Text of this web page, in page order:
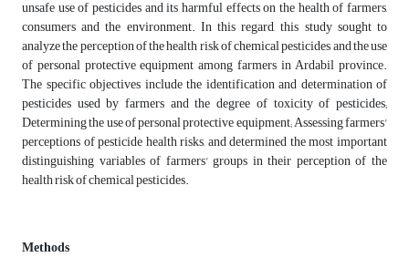
unsafe use of pesticides and its harmful effects on the health of farmers,
consumers and the environment. In this regard, this study sought to
analyze the perception of the health risk of chemical pesticides and the use
of personal protective equipment among farmers in Ardabil province.
The specific objectives include the identification and determination of
pesticides used by farmers and the degree of toxicity of pesticides;
Determining the use of personal protective equipment; Assessing farmers'
perceptions of pesticide health risks, and determined the most important
distinguishing variables of farmers' groups in their perception of the
health risk of chemical pesticides.
Methods